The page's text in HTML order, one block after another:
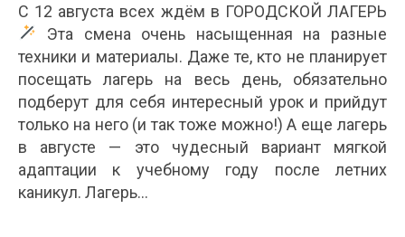
С 12 августа всех ждём в ГОРОДСКОЙ ЛАГЕРЬ
Эта смена очень насыщенная на разные
техники и материалы. Даже те, кто не планирует
посещать лагерь на весь день, обязательно
подберут для себя интересный урок и прийдут
только на него (и так тоже можно!) А еще лагерь
в августе — это чудесный вариант мягкой
адаптации к учебному году после летних
каникул. Лагерь…